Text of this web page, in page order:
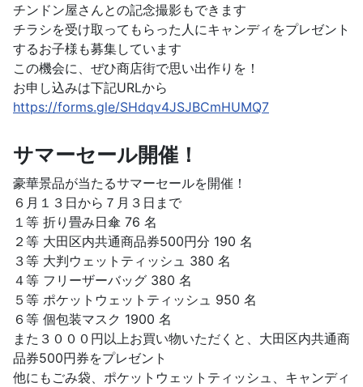
チンドン屋さんとの記念撮影もできます
チラシを受け取ってもらった人にキャンディをプレゼント
するお子様も募集しています
この機会に、ぜひ商店街で思い出作りを！
お申し込みは下記URLから
https://forms.gle/SHdqv4JSJBCmHUMQ7
サマーセール開催！
豪華景品が当たるサマーセールを開催！
６月１３日から７月３日まで
１等 折り畳み日傘 76 名
２等 大田区内共通商品券500円分 190 名
３等 大判ウェットティッシュ 380 名
４等 フリーザーバッグ 380 名
５等 ポケットウェットティッシュ 950 名
６等 個包装マスク 1900 名
また３０００円以上お買い物いただくと、大田区内共通商
品券500円券をプレゼント
他にもごみ袋、ポケットウェットティッシュ、キャンディ